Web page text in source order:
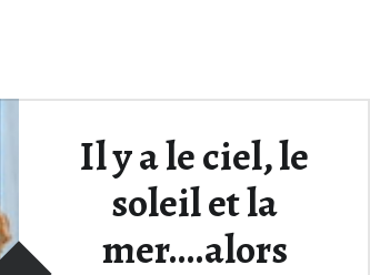
Il y a le ciel, le
soleil et la
mer….alors